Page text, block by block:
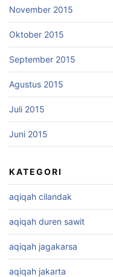
November 2015
Oktober 2015
September 2015
Agustus 2015
Juli 2015
Juni 2015
KATEGORI
aqiqah cilandak
aqiqah duren sawit
aqiqah jagakarsa
aqiqah jakarta